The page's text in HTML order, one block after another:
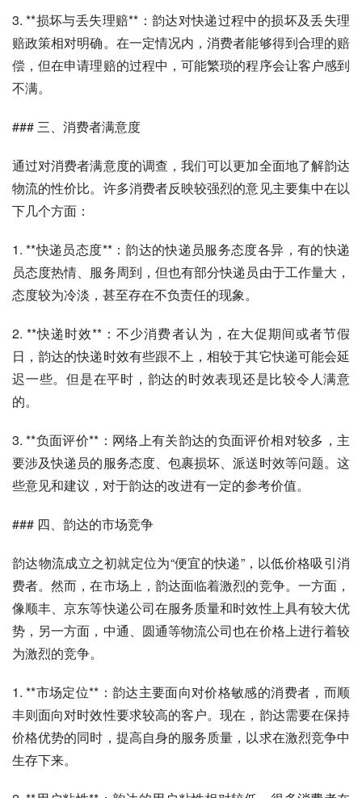
3. **损坏与丢失理赔**：韵达对快递过程中的损坏及丢失理
赔政策相对明确。在一定情况内，消费者能够得到合理的赔
偿，但在申请理赔的过程中，可能繁琐的程序会让客户感到
不满。
### 三、消费者满意度
通过对消费者满意度的调查，我们可以更加全面地了解韵达
物流的性价比。许多消费者反映较强烈的意见主要集中在以
下几个方面：
1. **快递员态度**：韵达的快递员服务态度各异，有的快递
员态度热情、服务周到，但也有部分快递员由于工作量大，
态度较为冷淡，甚至存在不负责任的现象。
2. **快递时效**：不少消费者认为，在大促期间或者节假
日，韵达的快递时效有些跟不上，相较于其它快递可能会延
迟一些。但是在平时，韵达的时效表现还是比较令人满意
的。
3. **负面评价**：网络上有关韵达的负面评价相对较多，主
要涉及快递员的服务态度、包裹损坏、派送时效等问题。这
些意见和建议，对于韵达的改进有一定的参考价值。
### 四、韵达的市场竞争
韵达物流成立之初就定位为“便宜的快递”，以低价格吸引消
费者。然而，在市场上，韵达面临着激烈的竞争。一方面，
像顺丰、京东等快递公司在服务质量和时效性上具有较大优
势，另一方面，中通、圆通等物流公司也在价格上进行着较
为激烈的竞争。
1. **市场定位**：韵达主要面向对价格敏感的消费者，而顺
丰则面向对时效性要求较高的客户。现在，韵达需要在保持
价格优势的同时，提高自身的服务质量，以求在激烈竞争中
生存下来。